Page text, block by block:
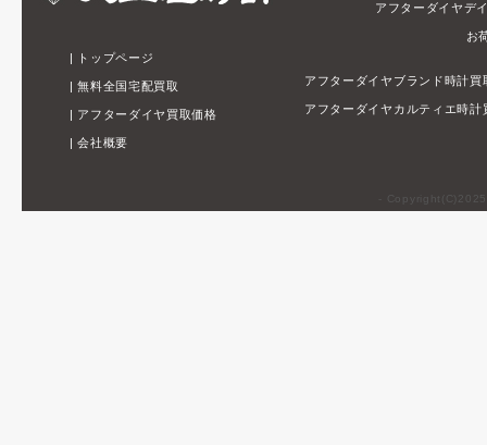
| トップページ
|無料全国宅配買取
| アフターダイヤ買取価格
|会社概要
アフターダイヤデ
お
アフターダイヤブランド時計買
アフターダイヤカルティエ時計
-